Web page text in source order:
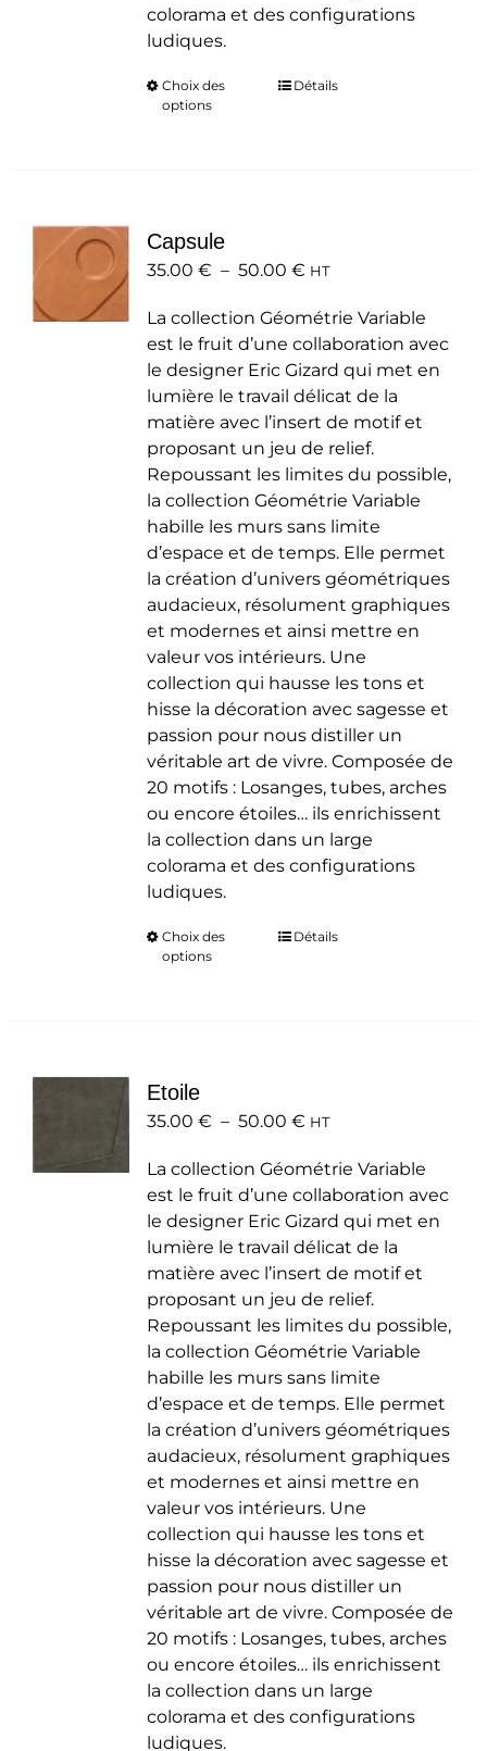
colorama et des configurations
ludiques.
Choix des
options
Ce
peuvent
choisies
sur
la
page
du
produit
Détails
Capsule
35.00 € – 50.00 €Plage
prix :
35.00 €
à
50.00 €
HT
La collection Géométrie Variable
est le fruit d’une collaboration avec
le designer Eric Gizard qui met en
lumière le travail délicat de la
matière avec l’insert de motif et
proposant un jeu de relief.
Repoussant les limites du possible,
la collection Géométrie Variable
habille les murs sans limite
d’espace et de temps. Elle permet
la création d’univers géométriques
audacieux, résolument graphiques
et modernes et ainsi mettre en
valeur vos intérieurs. Une
collection qui hausse les tons et
hisse la décoration avec sagesse et
passion pour nous distiller un
véritable art de vivre. Composée de
20 motifs : Losanges, tubes, arches
ou encore étoiles… ils enrichissent
la collection dans un large
colorama et des configurations
ludiques.
Choix des
options
Ce
peuvent
choisies
sur
la
page
du
produit
Détails
Etoile
35.00 € – 50.00 €Plage
prix :
35.00 €
à
50.00 €
HT
La collection Géométrie Variable
est le fruit d’une collaboration avec
le designer Eric Gizard qui met en
lumière le travail délicat de la
matière avec l’insert de motif et
proposant un jeu de relief.
Repoussant les limites du possible,
la collection Géométrie Variable
habille les murs sans limite
d’espace et de temps. Elle permet
la création d’univers géométriques
audacieux, résolument graphiques
et modernes et ainsi mettre en
valeur vos intérieurs. Une
collection qui hausse les tons et
hisse la décoration avec sagesse et
passion pour nous distiller un
véritable art de vivre. Composée de
20 motifs : Losanges, tubes, arches
ou encore étoiles… ils enrichissent
la collection dans un large
colorama et des configurations
ludiques.